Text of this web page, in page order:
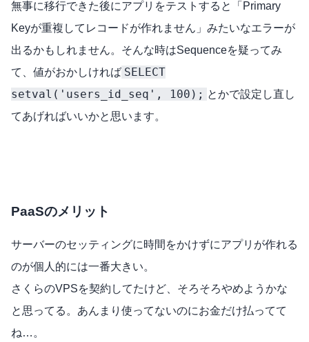
無事に移行できた後にアプリをテストすると「Primary
Keyが重複してレコードが作れません」みたいなエラーが
出るかもしれません。そんな時はSequenceを疑ってみ
て、値がおかしければ SELECT
setval('users_id_seq', 100); とかで設定し直し
てあげればいいかと思います。
PaaSのメリット
サーバーのセッティングに時間をかけずにアプリが作れる
のが個人的には一番大きい。
さくらのVPSを契約してたけど、そろそろやめようかな
と思ってる。あんまり使ってないのにお金だけ払ってて
ね…。